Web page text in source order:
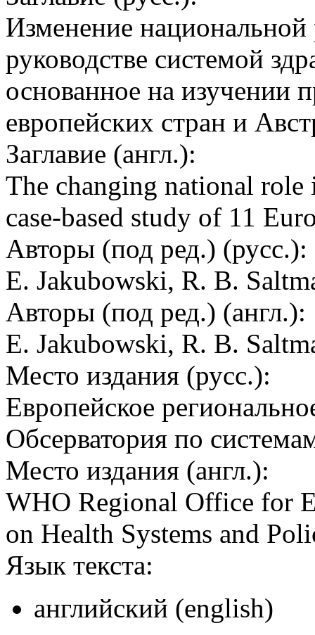
Изменение национальной
руководстве системой
основанное на изучении
европейских стран и
Заглавие (англ.):
The changing national role
case-based study of 11
Авторы (под ред.) (русс.):
E. Jakubowski, R. B.
Авторы (под ред.) (англ.):
E. Jakubowski, R. B.
Место издания (русс.):
Европейское
Обсерватория по
Место издания (англ.):
WHO Regional Office for
on Health Systems and
Язык текста:
английский (english)